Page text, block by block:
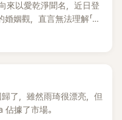
來以愛乾淨聞名，近日登
姻觀，直言無法理解「連
法，更大方表明自己是不
了，雖然雨琦很漂亮，但
佔據了市場。